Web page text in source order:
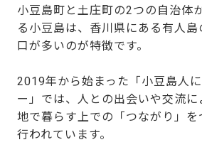
小豆島町と土庄町の2つの自治体
る小豆島は、香川県にある有人島
口が多いのが特徴です。
2019年から始まった「小豆島人
ー」では、人との出会いや交流に
地で暮らす上での「つながり」を
行われています。